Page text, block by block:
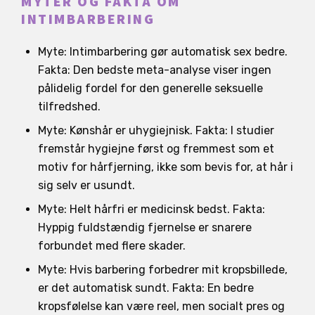
INTIMBARBERING
Myte: Intimbarbering gør automatisk sex bedre.
Fakta: Den bedste meta-analyse viser ingen
pålidelig fordel for den generelle seksuelle
tilfredshed.
Myte: Kønshår er uhygiejnisk. Fakta: I studier
fremstår hygiejne først og fremmest som et
motiv for hårfjerning, ikke som bevis for, at hår i
sig selv er usundt.
Myte: Helt hårfri er medicinsk bedst. Fakta:
Hyppig fuldstændig fjernelse er snarere
forbundet med flere skader.
Myte: Hvis barbering forbedrer mit kropsbillede,
er det automatisk sundt. Fakta: En bedre
kropsfølelse kan være reel, men socialt pres og